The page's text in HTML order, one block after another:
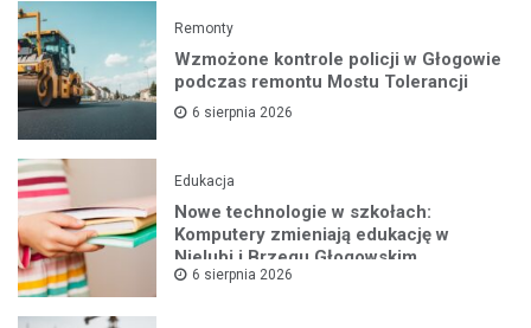
Remonty
Wzmożone kontrole policji w Głogowie
podczas remontu Mostu Tolerancji
6 sierpnia 2026
Edukacja
Nowe technologie w szkołach:
Komputery zmieniają edukację w
Nielubi i Brzegu Głogowskim
6 sierpnia 2026